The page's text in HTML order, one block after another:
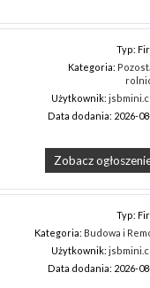
Typ:
Kategoria:
Użytkownik:
Data dodania: 2026-
Zobacz
Typ:
Kategoria: Budowa i
Użytkownik:
Data dodania: 2026-